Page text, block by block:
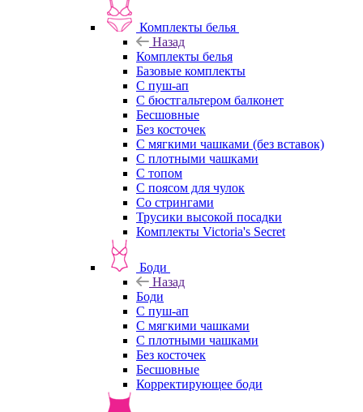
Комплекты белья
Назад
Комплекты белья
Базовые комплекты
С пуш-ап
С бюстгальтером балконет
Бесшовные
Без косточек
С мягкими чашками (без вставок)
С плотными чашками
С топом
С поясом для чулок
Со стрингами
Трусики высокой посадки
Комплекты Victoria's Secret
Боди
Назад
Боди
С пуш-ап
С мягкими чашками
С плотными чашками
Без косточек
Бесшовные
Корректирующее боди